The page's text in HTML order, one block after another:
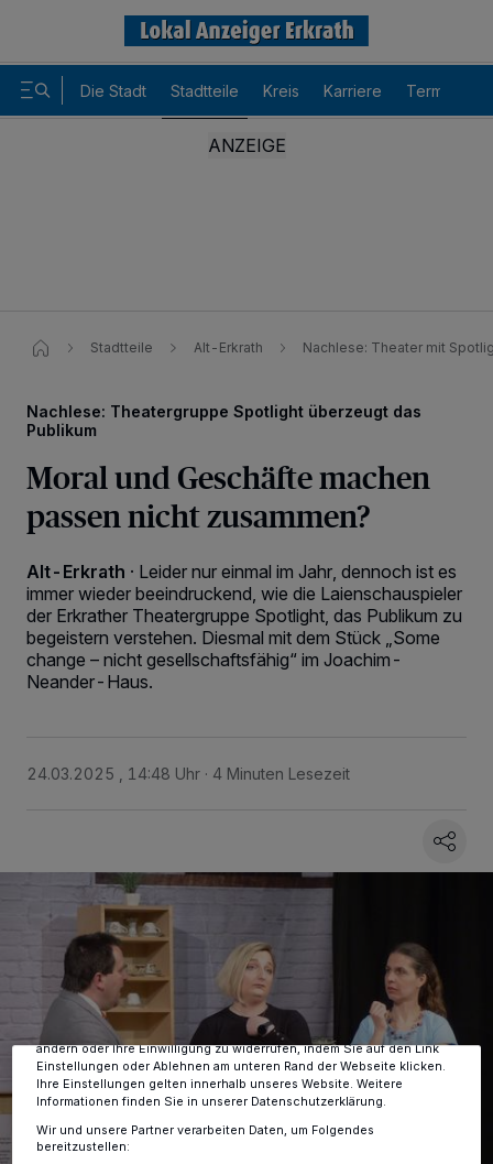
Die Stadt Stadtteile Kreis Karriere Termine
Stadtteile Alt-Erkrath Nachlese: Theater mit
Nachlese: Theatergruppe Spotlight überzeugt das
Publikum
Moral und Geschäfte machen
passen nicht zusammen?
Alt-Erkrath · Leider nur einmal im Jahr, dennoch ist es
immer wieder beeindruckend, wie die Laienschauspieler
der Erkrather Theatergruppe Spotlight, das Publikum zu
begeistern verstehen. Diesmal mit dem Stück „Some
change – nicht gesellschaftsfähig“ im Joachim-
Neander-Haus.
24.03.2025 , 14:48 Uhr 4 Minuten Lesezeit
Wir und unsere218-Partner speichern und greifen auf
personenbezogene Daten wie Browserdaten oder eindeutige
Kennungen auf Ihrem Gerät zu. Durch Auswahl von OK aktivieren Sie
Tracking-Technologien für die unter „Wir und unsere Partner
verarbeiten Daten, um Ihnen Dienste bereitzustellen“ aufgeführten
Zwecke. Wenn Tracker deaktiviert sind, sind manche Inhalte und
Anzeigen möglicherweise nicht mehr so relevant für Sie. Sie können
dieses Menü jederzeit wieder aufrufen, um Ihre Einstellungen zu
ändern oder Ihre Einwilligung zu widerrufen, indem Sie auf den Link
Einstellungen oder Ablehnen am unteren Rand der Webseite klicken.
Ihre Einstellungen gelten innerhalb unseres Website. Weitere
Informationen finden Sie in unserer Datenschutzerklärung.
Wir und unsere Partner verarbeiten Daten, um Folgendes
bereitzustellen: